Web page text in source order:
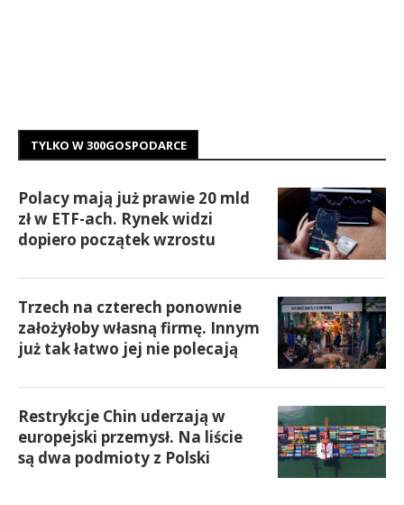
TYLKO W 300GOSPODARCE
Polacy mają już prawie 20 mld
zł w ETF-ach. Rynek widzi
dopiero początek wzrostu
Trzech na czterech ponownie
założyłoby własną firmę. Innym
już tak łatwo jej nie polecają
Restrykcje Chin uderzają w
europejski przemysł. Na liście
są dwa podmioty z Polski